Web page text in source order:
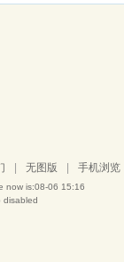
无图版 手机浏览
now is:08-06 15:16
disabled